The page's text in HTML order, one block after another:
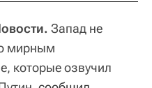
Запад не
мирным
которые озвучил